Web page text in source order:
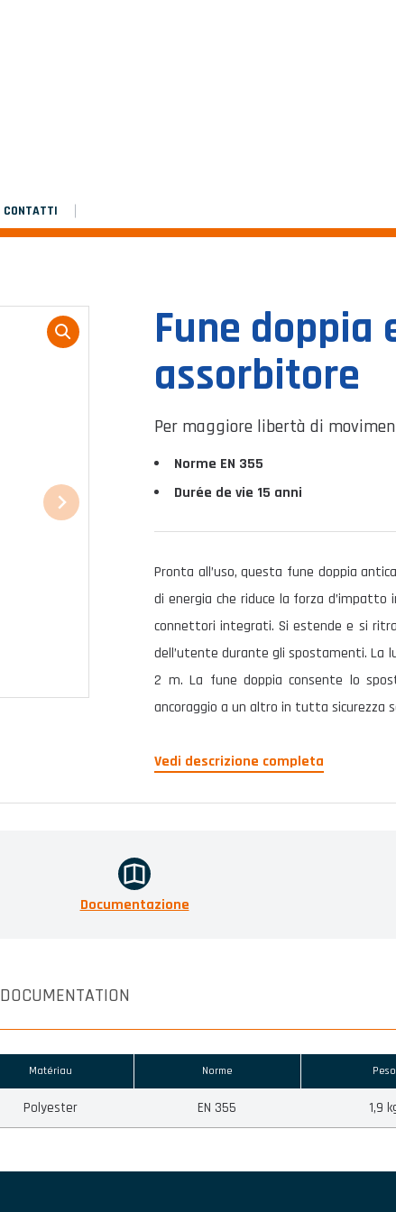
CONTATTI
Fune doppia
assorbitore
Per maggiore libertà di
Norme EN 355
Durée de vie 15 anni
Pronta all’uso, questa fune doppia
di energia che riduce la forza
connettori integrati. Si estende e si
dell’utente durante gli spostamenti. La
2 m. La fune doppia consente lo
ancoraggio a un altro in tutta sicurezza
Vedi descrizione completa
Documentazione
DOCUMENTATION
Matériau Norme Peso
Polyester EN 355 1,9